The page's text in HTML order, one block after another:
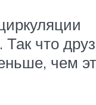
что
чем